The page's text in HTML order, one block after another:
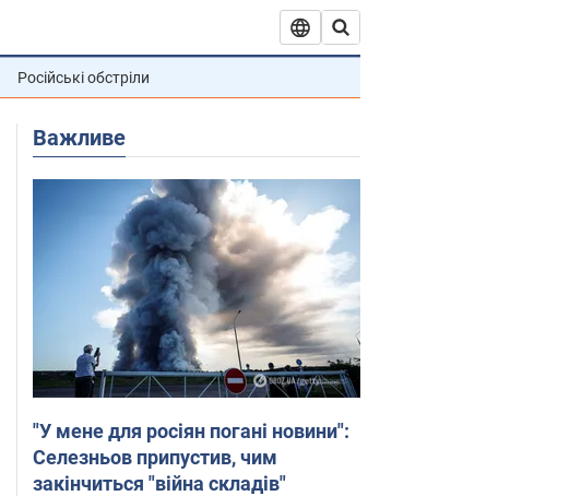
Російські обстріли
Важливе
"У мене для росіян погані новини":
Селезньов припустив, чим
закінчиться "війна складів"